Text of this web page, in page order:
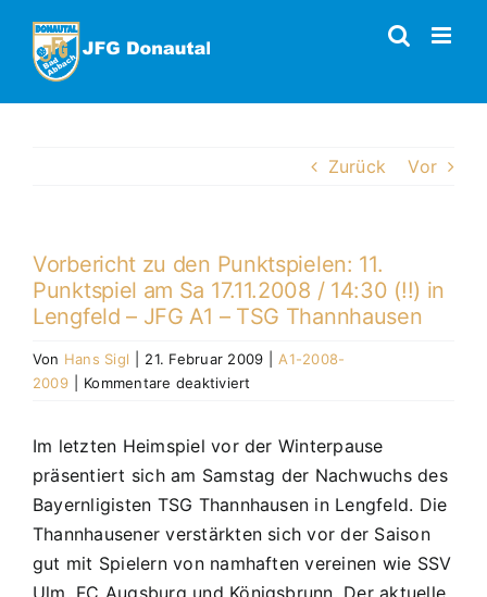
Inhalt
springen
Zurück Vor
Vorbericht zu den Punktspielen: 11.
Punktspiel am Sa 17.11.2008 / 14:30 (!!) in
Lengfeld – JFG A1 – TSG Thannhausen
Von Hans Sigl 21. Februar 2009
A1-2008-
2009
Kommentare deaktiviert
den
Punktspielen:
11.
Punktspiel
Sa
Im letzten Heimspiel vor der Winterpause
präsentiert sich am Samstag der Nachwuchs des
Bayernligisten TSG Thannhausen in Lengfeld. Die
Thannhausener verstärkten sich vor der Saison
gut mit Spielern von namhaften vereinen wie SSV
Ulm, FC Augsburg und Königsbrunn. Der aktuelle